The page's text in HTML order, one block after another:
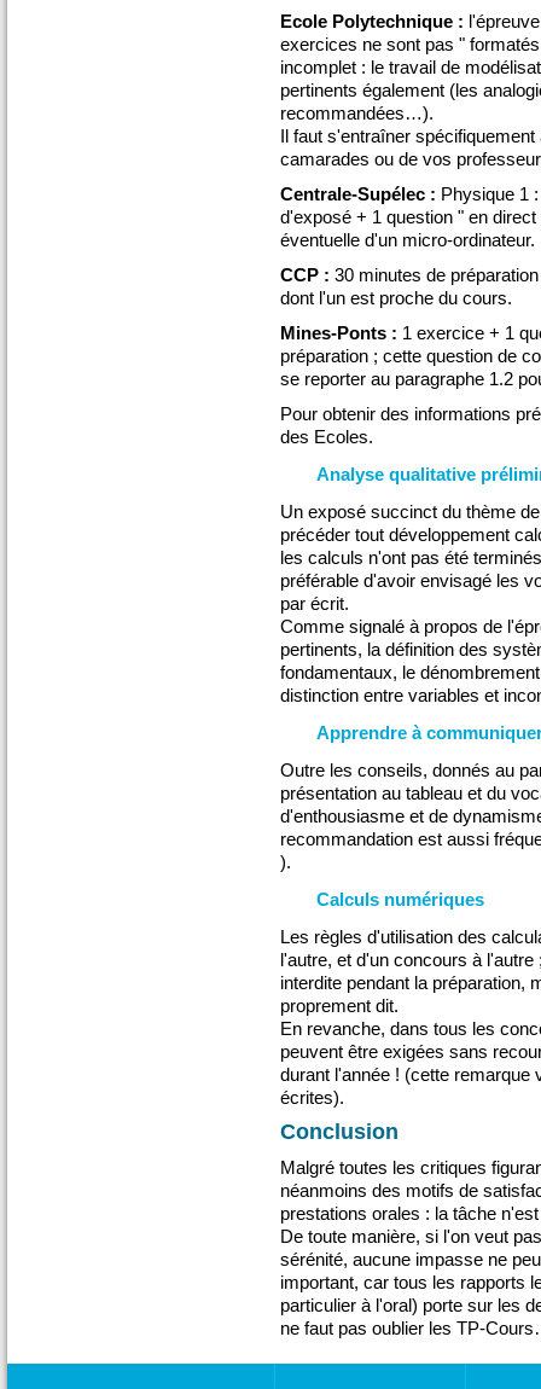
Ecole Polytechnique :
exercices ne sont pas "
incomplet : le travail de
pertinents également (les
recommandées…).
Il faut s'entraîner
camarades ou de vos
Centrale-Supélec : Physique 1
d'exposé + 1 question " en
éventuelle d'un micro-ordinateur.
CCP : 30 minutes de
dont l'un est proche du cours.
Mines-Ponts : 1 exercice + 1
préparation ; cette question de
se reporter au paragraphe 1.2
Pour obtenir des informations
des Ecoles.
Analyse qualitative
Un exposé succinct du thème
précéder tout développement
les calculs n'ont pas été
préférable d'avoir envisagé les
par écrit.
Comme signalé à propos de
pertinents, la définition des
fondamentaux, le
distinction entre variables et
Apprendre à
Outre les conseils, donnés au
présentation au tableau et du
d'enthousiasme et de
recommandation est aussi
).
Calculs numériques
Les règles d'utilisation des
l'autre, et d'un concours à
interdite pendant la préparation,
proprement dit.
En revanche, dans tous les
peuvent être exigées sans
durant l'année ! (cette remarque
écrites).
Conclusion
Malgré toutes les critiques
néanmoins des motifs de
prestations orales : la tâche
De toute manière, si l'on veut
sérénité, aucune impasse ne
important, car tous les rapports
particulier à l'oral) porte sur les
ne faut pas oublier les TP-